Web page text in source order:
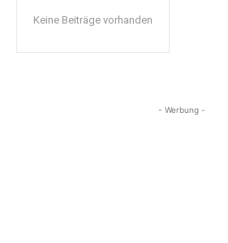
Keine Beiträge vorhanden
- Werbung -